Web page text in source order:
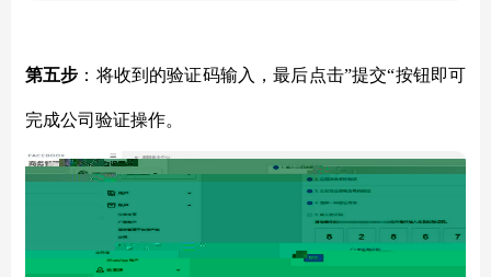
第五步 ：将收到的验证码输入，最后点击”提交“按钮即可
完成公司验证操作。